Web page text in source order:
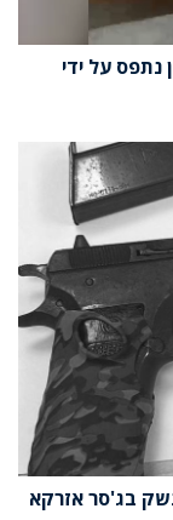
נתפס על ידי
נשק בג'סר אזרקא